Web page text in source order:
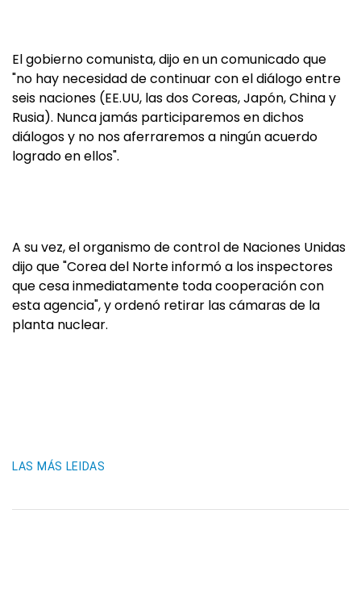
El gobierno comunista, dijo en un comunicado que
"no hay necesidad de continuar con el diálogo entre
seis naciones (EE.UU, las dos Coreas, Japón, China y
Rusia). Nunca jamás participaremos en dichos
diálogos y no nos aferraremos a ningún acuerdo
logrado en ellos".
A su vez, el organismo de control de Naciones Unidas
dijo que "Corea del Norte informó a los inspectores
que cesa inmediatamente toda cooperación con
esta agencia", y ordenó retirar las cámaras de la
planta nuclear.
LAS MÁS LEIDAS